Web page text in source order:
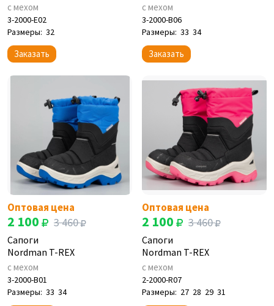
с мехом
3-2000-E02
Размеры: 32
Заказать
с мехом
3-2000-B06
Размеры: 33 34
Заказать
Оптовая цена
2 100 3 460
Сапоги
Nordman T-REX
с мехом
3-2000-B01
Размеры: 33 34
Оптовая цена
2 100 3 460
Сапоги
Nordman T-REX
с мехом
2-2000-R07
Размеры: 27 28 29 31